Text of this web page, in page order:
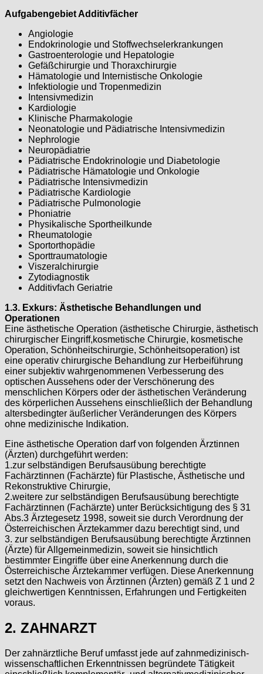
Aufgabengebiet Additivfächer
Angiologie
Endokrinologie und Stoffwechselerkrankungen
Gastroenterologie und Hepatologie
Gefäßchirurgie und Thoraxchirurgie
Hämatologie und Internistische Onkologie
Infektiologie und Tropenmedizin
Intensivmedizin
Kardiologie
Klinische Pharmakologie
Neonatologie und Pädiatrische Intensivmedizin
Nephrologie
Neuropädiatrie
Pädiatrische Endokrinologie und Diabetologie
Pädiatrische Hämatologie und Onkologie
Pädiatrische Intensivmedizin
Pädiatrische Kardiologie
Pädiatrische Pulmonologie
Phoniatrie
Physikalische Sportheilkunde
Rheumatologie
Sportorthopädie
Sporttraumatologie
Viszeralchirurgie
Zytodiagnostik
Additivfach Geriatrie
1.3. Exkurs: Ästhetische Behandlungen und
Operationen
Eine ästhetische Operation (ästhetische Chirurgie, ästhetisch
chirurgischer Eingriff,kosmetische Chirurgie, kosmetische
Operation, Schönheitschirurgie, Schönheitsoperation) ist
eine operativ chirurgische Behandlung zur Herbeiführung
einer subjektiv wahrgenommenen Verbesserung des
optischen Aussehens oder der Verschönerung des
menschlichen Körpers oder der ästhetischen Veränderung
des körperlichen Aussehens einschließlich der Behandlung
altersbedingter äußerlicher Veränderungen des Körpers
ohne medizinische Indikation.
Eine ästhetische Operation darf von folgenden Ärztinnen
(Ärzten) durchgeführt werden:
1.zur selbständigen Berufsausübung berechtigte
Fachärztinnen (Fachärzte) für Plastische, Ästhetische und
Rekonstruktive Chirurgie,
2.weitere zur selbständigen Berufsausübung berechtigte
Fachärztinnen (Fachärzte) unter Berücksichtigung des § 31
Abs.3 Ärztegesetz 1998, soweit sie durch Verordnung der
Österreichischen Ärztekammer dazu berechtigt sind, und
3. zur selbständigen Berufsausübung berechtigte Ärztinnen
(Ärzte) für Allgemeinmedizin, soweit sie hinsichtlich
bestimmter Eingriffe über eine Anerkennung durch die
Österreichische Ärztekammer verfügen. Diese Anerkennung
setzt den Nachweis von Ärztinnen (Ärzten) gemäß Z 1 und 2
gleichwertigen Kenntnissen, Erfahrungen und Fertigkeiten
voraus.
2. ZAHNARZT
Der zahnärztliche Beruf umfasst jede auf zahnmedizinisch-
wissenschaftlichen Erkenntnissen begründete Tätigkeit